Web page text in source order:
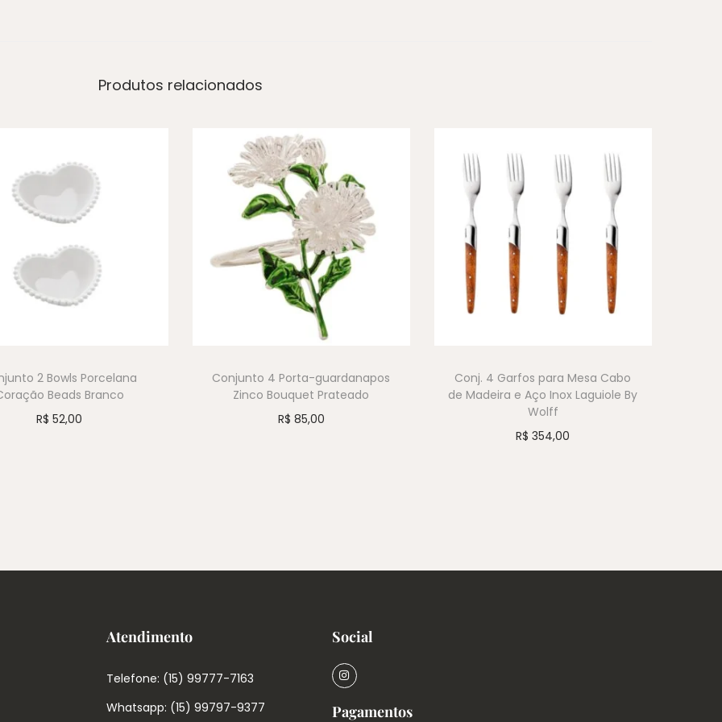
Produtos relacionados
2 Bowls Porcelana
Beads Branco
R$ 52,00
Conjunto 4 Porta-guardanapos
Zinco Bouquet Prateado
R$ 85,00
Conj. 4 Garfos para Mesa Cabo
de Madeira e Aço Inox Laguiole By
Wolff
R$ 354,00
Atendimento
Telefone: (15) 99777-7163
Whatsapp: (15) 99797-9377
Social
Pagamentos